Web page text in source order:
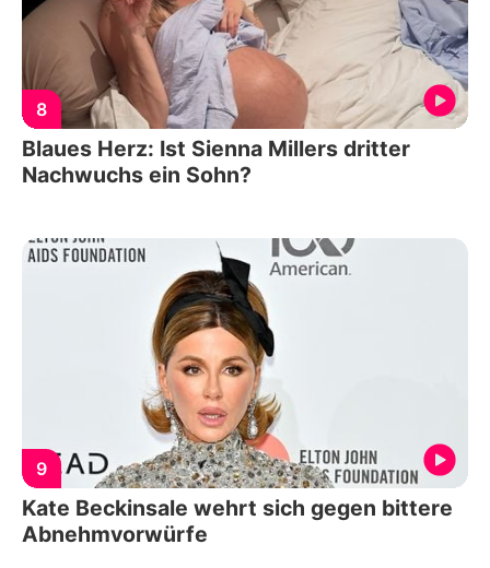
8
Blaues Herz: Ist Sienna Millers dritter
Nachwuchs ein Sohn?
9
Kate Beckinsale wehrt sich gegen bittere
Abnehmvorwürfe